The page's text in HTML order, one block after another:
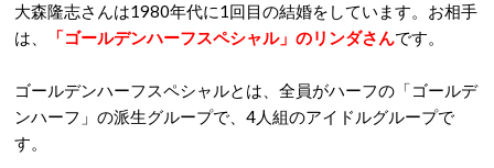
大森隆志さんは1980年代に1回目の結婚をしています。お相手
は、
「ゴールデンハーフスペシャル」のリンダさんです。
ゴールデンハーフスペシャルとは、全員がハーフの「ゴールデ
ンハーフ」の派生グループで、4人組のアイドルグループで
す。